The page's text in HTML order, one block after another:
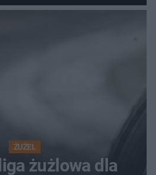
ŻUŻEL
żużlowa dla